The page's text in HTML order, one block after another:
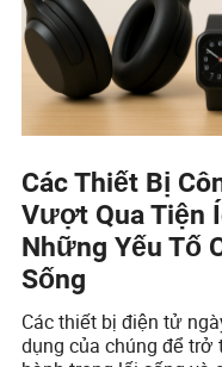
Các Thiết Bị
Vượt Qua Tiện
Những Yếu Tố
Sống
Các thiết bị điện tử
dụng của chúng để